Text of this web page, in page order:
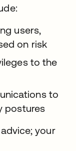
users,
on risk
to the
to
postures
your